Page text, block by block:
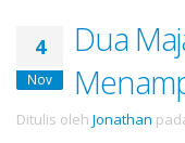
4
Nov
Dua
Ditulis oleh Jonathan